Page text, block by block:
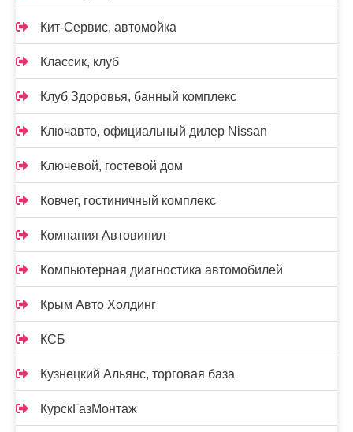
Кит-Сервис, автомойка
Классик, клуб
Клуб Здоровья, банный комплекс
Ключавто, официальный дилер Nissan
Ключевой, гостевой дом
Ковчег, гостиничный комплекс
Компания Автовинил
Компьютерная диагностика автомобилей
Крым Авто Холдинг
КСБ
Кузнецкий Альянс, торговая база
КурскГазМонтаж